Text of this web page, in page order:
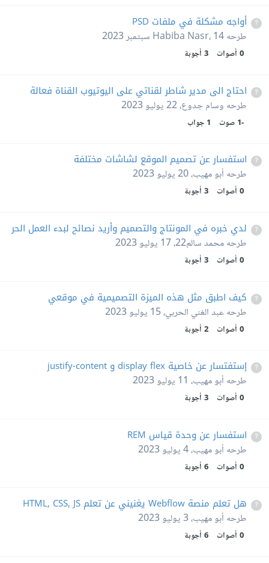
أواجه مشكلة في ملفات PSD
طرحه Habiba Nasr،14 سبتمبر 2023
0 أصوات 3 أجوبة
احتاج الى مدير شاطر لقناتي على اليوتيوب القناة فعالة
طرحه وسام جدوع،22 يوليو 2023
-1 صوت 1 جواب
استفسار عن تصميم الموقع لشاشات مختلفة
طرحه أبو مهيب،20 يوليو 2023
0 أصوات 3 أجوبة
لدي خبره في المونتاج والتصميم وأريد نصائح لبدء العمل الحر
طرحهمحمد سالم22 ،17 يوليو 2023
0 أصوات 3 أجوبة
كيف اطبق مثل هذه الميزة التصميمية في موقعي
طرحهعبد الغني الحربي،15 يوليو 2023
0 أصوات 2 أجوبة
إستفتسار عن خاصية display flex و justify-content
طرحه أبو مهيب، 11 يوليو 2023
0 أصوات 3 أجوبة
استفسار عن وحدة قياس REM
طرحه أبو مهيب،4 يوليو 2023
0 أصوات 6 أجوبة
هل تعلم منصة Webflow يغنيني عن تعلم HTML, CSS, JS
طرحه أبو مهيب،3 يوليو 2023
0 أصوات 6 أجوبة